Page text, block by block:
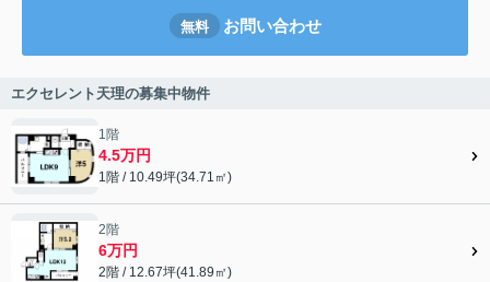
無料 お問い合わせ
エクセレント天理の募集中物件
1階
4.5万円
1階 / 10.49坪(34.71㎡)
2階
6万円
2階 / 12.67坪(41.89㎡)